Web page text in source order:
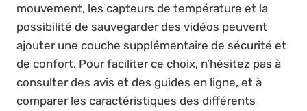
mouvement, les capteurs de température et la
possibilité de sauvegarder des vidéos peuvent
ajouter une couche supplémentaire de sécurité et
de confort. Pour faciliter ce choix, n’hésitez pas à
consulter des avis et des guides en ligne, et à
comparer les caractéristiques des différents